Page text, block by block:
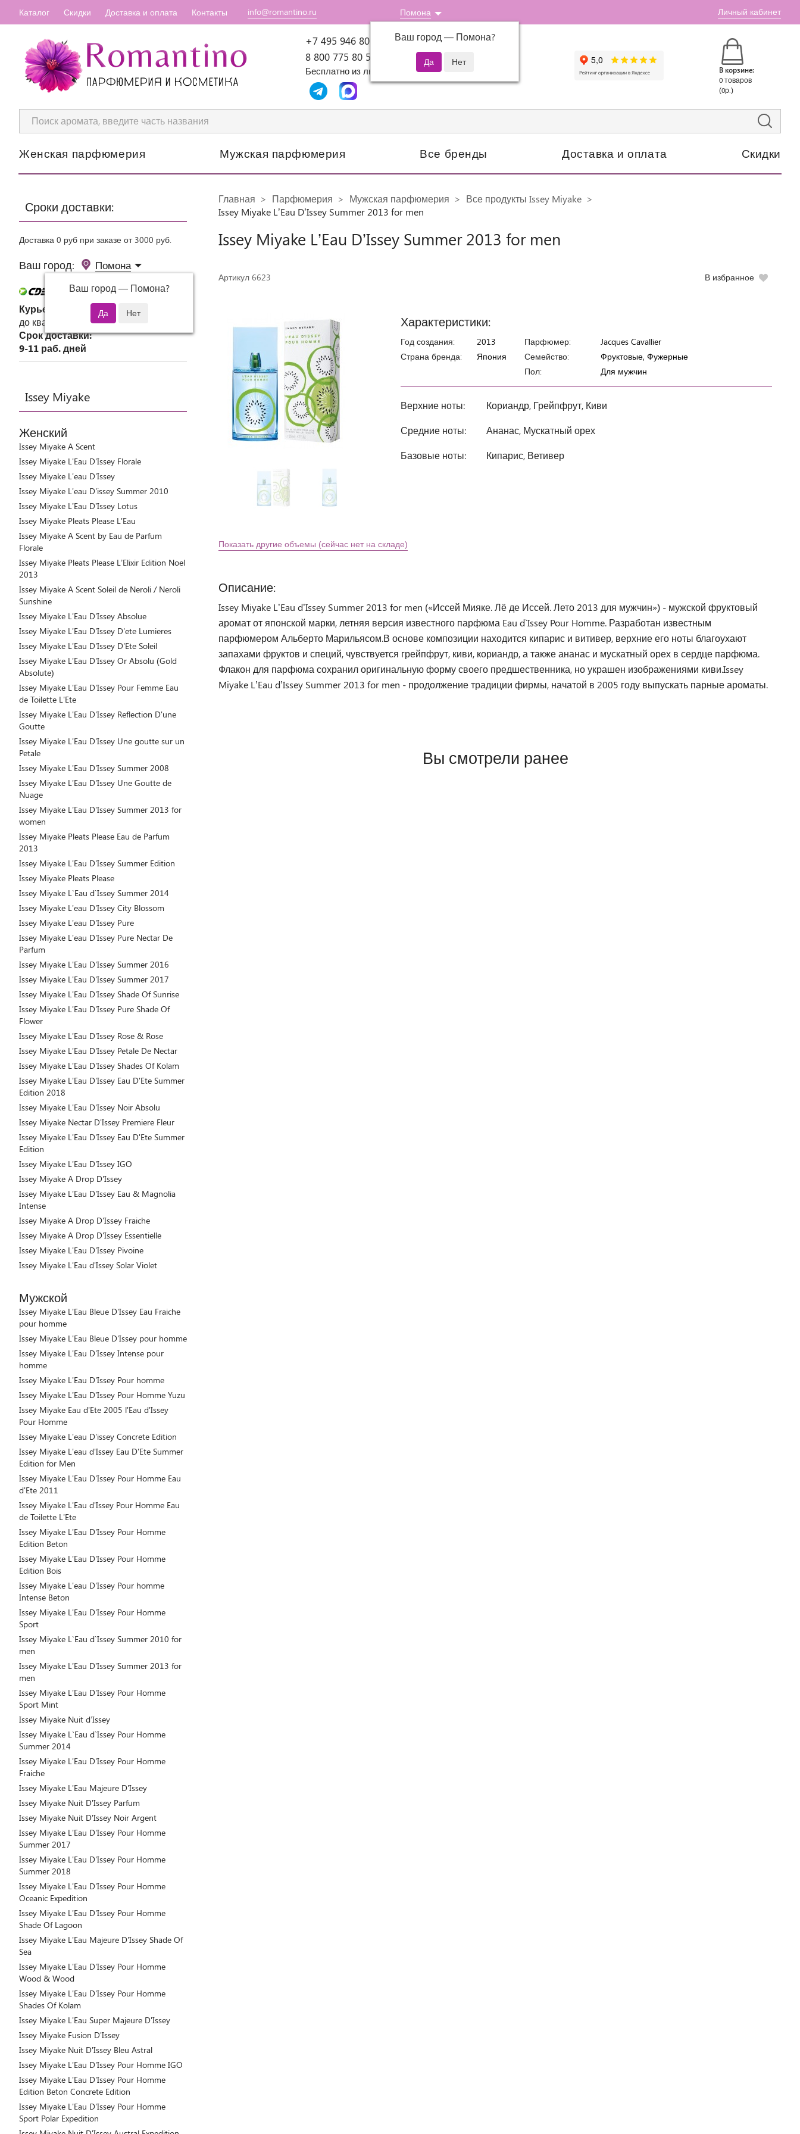
Каталог Скидки Доставка и оплата Контакты info@romantino.ru Помона
Ваш город — Помона?
Личный кабинет
+7 495 946 80 07 Пн-Пт: 10:00-18:00
8 800 775 80 51
Бесплатно из любого региона России
В корзине:
0 товаров
(0р.)
Женская парфюмерия Мужская парфюмерия Все бренды Доставка и оплата Скидки
Сроки доставки:
Доставка 0 руб при заказе от 3000 руб.
Ваш город: Помона
Ваш город — Помона?
Курьер СДЭК
до квартиры или офиса
Срок доставки:
9-11 раб. дней
Issey Miyake
Женский
Issey Miyake A Scent
Issey Miyake L'Eau D'Issey Florale
Issey Miyake L'eau D'Issey
Issey Miyake L'eau D'issey Summer 2010
Issey Miyake L’Eau D’Issey Lotus
Issey Miyake Pleats Please L'Eau
Issey Miyake A Scent by Eau de Parfum
Florale
Issey Miyake Pleats Please L’Elixir Edition Noel
2013
Issey Miyake A Scent Soleil de Neroli / Neroli
Sunshine
Issey Miyake L'Eau D'Issey Absolue
Issey Miyake L'Eau D'Issey D'ete Lumieres
Issey Miyake L'Eau D'Issey D'Ete Soleil
Issey Miyake L'Eau D'Issey Or Absolu (Gold
Absolute)
Issey Miyake L'Eau D'Issey Pour Femme Eau
de Toilette L'Ete
Issey Miyake L'Eau D'Issey Reflection D'une
Goutte
Issey Miyake L'Eau D'Issey Une goutte sur un
Petale
Issey Miyake L'Eau D'Issey Summer 2008
Issey Miyake L'Eau D'Issey Une Goutte de
Nuage
Issey Miyake L’Eau D’Issey Summer 2013 for
women
Issey Miyake Pleats Please Eau de Parfum
2013
Issey Miyake L'Eau D'Issey Summer Edition
Issey Miyake Pleats Please
Issey Miyake L`Eau d`Issey Summer 2014
Issey Miyake L'eau D'Issey City Blossom
Issey Miyake L'eau D'Issey Pure
Issey Miyake L'eau D'Issey Pure Nectar De
Parfum
Issey Miyake L'Eau D'Issey Summer 2016
Issey Miyake L'Eau D'Issey Summer 2017
Issey Miyake L'Eau D'Issey Shade Of Sunrise
Issey Miyake L'Eau D'Issey Pure Shade Of
Flower
Issey Miyake L'Eau D'Issey Rose & Rose
Issey Miyake L'Eau D'Issey Petale De Nectar
Issey Miyake L'Eau D'Issey Shades Of Kolam
Issey Miyake L'Eau D'Issey Eau D'Ete Summer
Edition 2018
Issey Miyake L'Eau D'Issey Noir Absolu
Issey Miyake Nectar D'Issey Premiere Fleur
Issey Miyake L'Eau D'Issey Eau D'Ete Summer
Edition
Issey Miyake L'Eau D'Issey IGO
Issey Miyake A Drop D'Issey
Issey Miyake L'Eau D'Issey Eau & Magnolia
Intense
Issey Miyake A Drop D'Issey Fraiche
Issey Miyake A Drop D'Issey Essentielle
Issey Miyake L'Eau D'Issey Pivoine
Issey Miyake L'Eau d'Issey Solar Violet
Мужской
Issey Miyake L'Eau Bleue D'Issey Eau Fraiche
pour homme
Issey Miyake L'Eau Bleue D'Issey pour homme
Issey Miyake L'Eau D'Issey Intense pour
homme
Issey Miyake L'Eau D'Issey Pour homme
Issey Miyake L’Eau D’Issey Pour Homme Yuzu
Issey Miyake Eau d'Ete 2005 l'Eau d'Issey
Pour Homme
Issey Miyake L'eau D'issey Concrete Edition
Issey Miyake L'eau d'Issey Eau D'Ete Summer
Edition for Men
Issey Miyake L'Eau D'Issey Pour Homme Eau
d'Ete 2011
Issey Miyake L'Eau d'Issey Pour Homme Eau
de Toilette L'Ete
Issey Miyake L'Eau D'Issey Pour Homme
Edition Beton
Issey Miyake L'Eau D'Issey Pour Homme
Edition Bois
Issey Miyake L'eau D'Issey Pour homme
Intense Beton
Issey Miyake L'Eau D'Issey Pour Homme
Sport
Issey Miyake L`Eau d`Issey Summer 2010 for
men
Issey Miyake L’Eau D’Issey Summer 2013 for
men
Issey Miyake L'Eau D'Issey Pour Homme
Sport Mint
Issey Miyake Nuit d’Issey
Issey Miyake L`Eau d`Issey Pour Homme
Summer 2014
Issey Miyake L'Eau D'Issey Pour Homme
Fraiche
Issey Miyake L'Eau Majeure D'Issey
Issey Miyake Nuit D'Issey Parfum
Issey Miyake Nuit D'Issey Noir Argent
Issey Miyake L'Eau D'Issey Pour Homme
Summer 2017
Issey Miyake L'Eau D'Issey Pour Homme
Summer 2018
Issey Miyake L'Eau D'Issey Pour Homme
Oceanic Expedition
Issey Miyake L'Eau D'Issey Pour Homme
Shade Of Lagoon
Issey Miyake L'Eau Majeure D'Issey Shade Of
Sea
Issey Miyake L'Eau D'Issey Pour Homme
Wood & Wood
Issey Miyake L'Eau D'Issey Pour Homme
Shades Of Kolam
Issey Miyake L'Eau Super Majeure D'Issey
Issey Miyake Fusion D'Issey
Issey Miyake Nuit D'Issey Bleu Astral
Issey Miyake L'Eau D'Issey Pour Homme IGO
Issey Miyake L'Eau D'Issey Pour Homme
Edition Beton Concrete Edition
Issey Miyake L'Eau D'Issey Pour Homme
Sport Polar Expedition
Главная Парфюмерия Мужская парфюмерия
Все продукты Issey Miyake
Issey Miyake L’Eau D’Issey Summer 2013 for men
Issey Miyake L’Eau D’Issey Summer 2013 for men
Артикул 6623 В избранное
Характеристики:
Год создания:
2013
Страна бренда:
Япония
Парфюмер:
Jacques Cavallier
Семейство:
Фруктовые, Фужерные
Пол:
Для мужчин
Верхние ноты:
Кориандр, Грейпфрут, Киви
Средние ноты:
Ананас, Мускатный орех
Базовые ноты:
Кипарис, Ветивер
Показать другие объемы (сейчас нет на складе)
Описание:
Issey Miyake L’Eau d’Issey Summer 2013 for men («Иссей Мияке. Лё де Иссей. Лето 2013 для мужчин») - мужской фруктовый
аромат от японской марки, летняя версия известного парфюма Eau d`Issey Pour Homme. Разработан известным
парфюмером Альберто Марильясом.В основе композиции находится кипарис и витивер, верхние его ноты благоухают
запахами фруктов и специй, чувствуется грейпфрут, киви, кориандр, а также ананас и мускатный орех в сердце парфюма.
Флакон для парфюма сохранил оригинальную форму своего предшественника, но украшен изображениями киви.Issey
Miyake L’Eau d’Issey Summer 2013 for men - продолжение традиции фирмы, начатой в 2005 году выпускать парные ароматы.
Вы смотрели ранее